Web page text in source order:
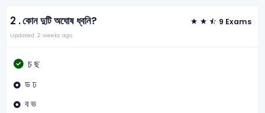
2 .কোন দুটি অঘোষ ধ্বনি? 9 Exams
Updated: 2 weeks ago
চ ছ
ড ঢ
ব ভ